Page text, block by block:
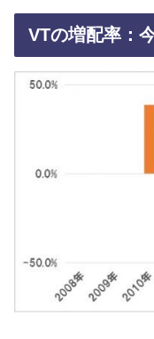
VTの増配率：